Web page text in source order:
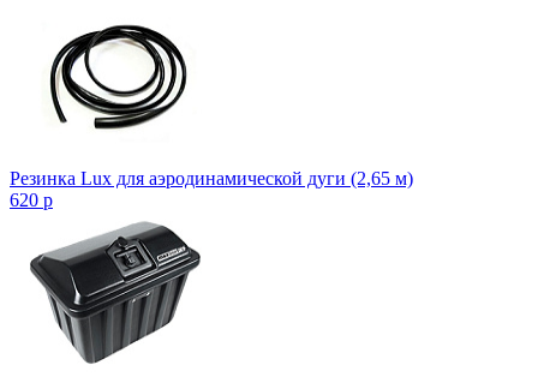
Резинка Lux для аэродинамической дуги (2,65 м)
620 p